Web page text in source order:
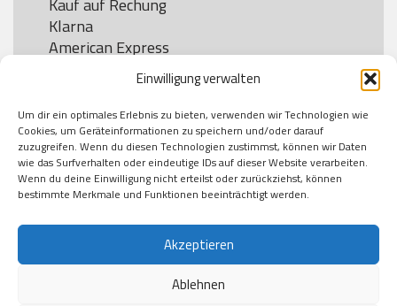
Einwilligung verwalten
Um dir ein optimales Erlebnis zu bieten, verwenden wir Technologien wie
Cookies, um Geräteinformationen zu speichern und/oder darauf
zuzugreifen. Wenn du diesen Technologien zustimmst, können wir Daten
wie das Surfverhalten oder eindeutige IDs auf dieser Website verarbeiten.
Wenn du deine Einwilligung nicht erteilst oder zurückziehst, können
bestimmte Merkmale und Funktionen beeinträchtigt werden.
Akzeptieren
Ablehnen
Kauf auf Rechung
Klarna
American Express
Versand
DHL
Klimaneutral